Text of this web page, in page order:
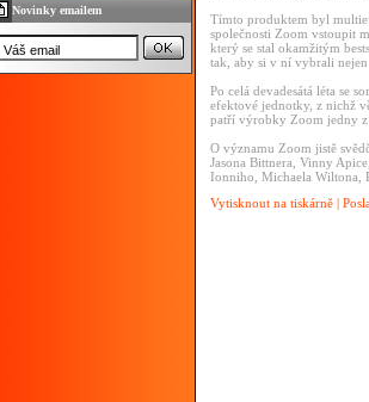
Novinky emailem
Tímto produktem byl
společnosti Zoom vstoupit
který se stal okamžitým
tak, aby si v ní vybrali nejen
Po celá devadesátá léta se
efektové jednotky, z nichž
patří výrobky Zoom jedny z
O významu Zoom jistě
Jasona Bittnera, Vinny
Ionniho, Michaela Wiltona,
Vytisknout na tiskárně |